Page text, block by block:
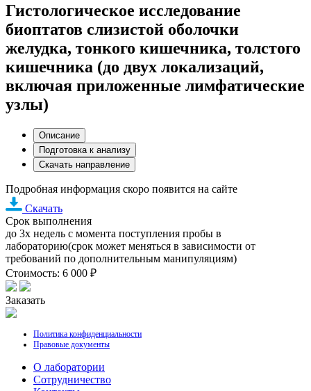
Гистологическое исследование
биоптатов слизистой оболочки
желудка, тонкого кишечника, толстого
кишечника (до двух локализаций,
включая приложенные лимфатические
узлы)
Описание
Подготовка к анализу
Скачать направление
Подробная информация скоро появится на сайте
Скачать
Срок выполнения
до 3х недель с момента поступления пробы в
лабораторию(срок может меняться в зависимости от
требований по дополнительным манипуляциям)
Стоимость: 6 000 ₽
Заказать
Политика конфиденциальности
Правовые документы
О лаборатории
Cотрудничество